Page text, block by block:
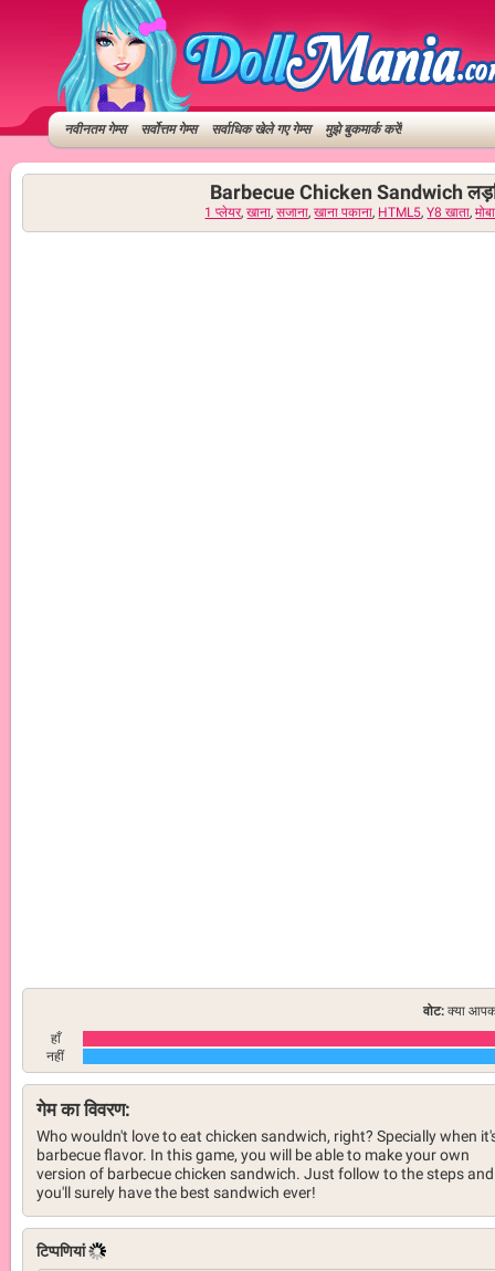
नवीनतम गेम्स सर्वोत्तम गेम्स सर्वाधिक खेले गए गेम्स मुझे बुकमार्क करें!
Barbecue Chicken Sandwich
1 प्लेयर,खाना,सजाना,खाना पकाना, HTML5,Y8 खाता,
वोट: क्या
हाँ
नहीं
गेम का विवरण:
Who wouldn't love to eat chicken sandwich, right? Specially when
barbecue flavor. In this game, you will be able to make your own
version of barbecue chicken sandwich. Just follow to the steps and
you'll surely have the best sandwich ever!
टिप्पणियां